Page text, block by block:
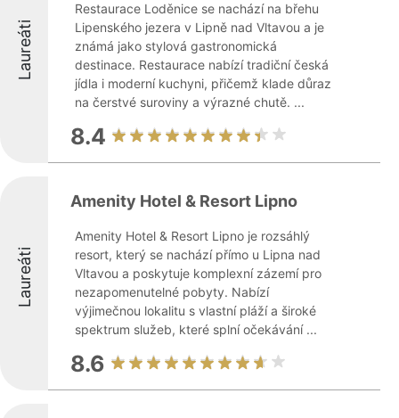
Laureáti
Restaurace Loděnice se nachází na břehu
Lipenského jezera v Lipně nad Vltavou a je
známá jako stylová gastronomická
destinace. Restaurace nabízí tradiční česká
jídla i moderní kuchyni, přičemž klade důraz
na čerstvé suroviny a výrazné chutě. ...
8.4
Laureáti
Amenity Hotel & Resort Lipno
Amenity Hotel & Resort Lipno je rozsáhlý
resort, který se nachází přímo u Lipna nad
Vltavou a poskytuje komplexní zázemí pro
nezapomenutelné pobyty. Nabízí
výjimečnou lokalitu s vlastní pláží a široké
spektrum služeb, které splní očekávání ...
8.6